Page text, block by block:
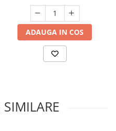
ADAUGA IN COS
SIMILARE